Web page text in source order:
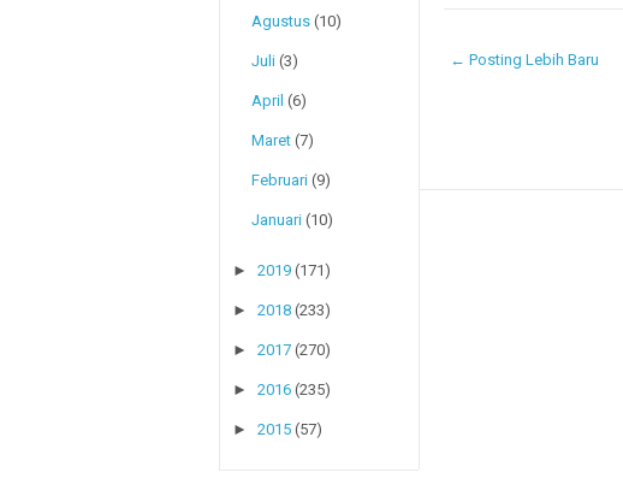
Agustus (10)
Juli (3)
April (6)
Maret (7)
Februari (9)
Januari (10)
►2019 (171)
►2018 (233)
►2017 (270)
►2016 (235)
►2015 (57)
← Posting Lebih Baru